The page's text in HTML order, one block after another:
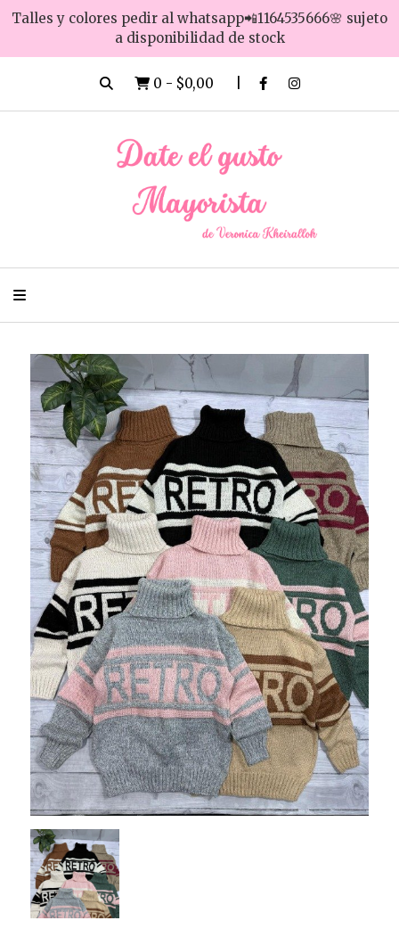
Talles y colores pedir al whatsapp📲1164535666🌸 sujeto
a disponibilidad de stock
0 - $0,00